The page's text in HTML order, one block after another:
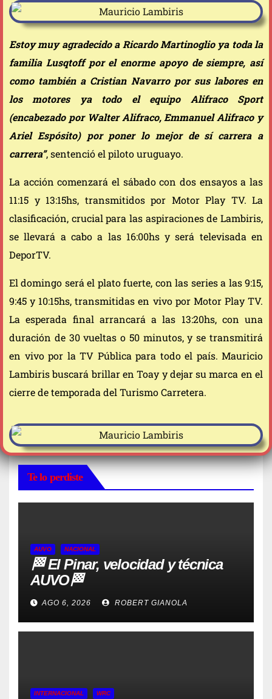
Estoy muy agradecido a Ricardo Martinoglio ya toda la
familia Lusqtoff por el enorme apoyo de siempre, así
como también a Cristian Navarro por sus labores en
los motores ya todo el equipo Alifraco Sport
(encabezado por Walter Alifraco, Emmanuel Alifraco y
Ariel Espósito) por poner lo mejor de sí carrera a
carrera”, sentenció el piloto uruguayo.
La acción comenzará el sábado con dos ensayos a las
11:15 y 13:15hs, transmitidos por Motor Play TV. La
clasificación, crucial para las aspiraciones de Lambiris,
se llevará a cabo a las 16:00hs y será televisada en
DeporTV.
El domingo será el plato fuerte, con las series a las 9:15,
9:45 y 10:15hs, transmitidas en vivo por Motor Play TV.
La esperada final arrancará a las 13:20hs, con una
duración de 30 vueltas o 50 minutos, y se transmitirá
en vivo por la TV Pública para todo el país. Mauricio
Lambiris buscará brillar en Toay y dejar su marca en el
cierre de temporada del Turismo Carretera.
Te lo perdiste
AUVO NACIONAL
🏁 El Pinar, velocidad y técnica
AUVO🏁
AGO 6, 2026 ROBERT GIANOLA
INTERNACIONAL WRC